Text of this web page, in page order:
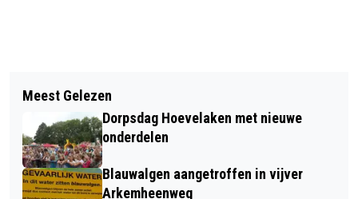
H.C.BOT SNAPT HET NIET MEER
BRONS VOOR TIGO RENS OP
EUROPEAN OPEN
Meest Gelezen
Dorpsdag Hoevelaken met nieuwe
onderdelen
Blauwalgen aangetroffen in vijver
Arkemheenweg